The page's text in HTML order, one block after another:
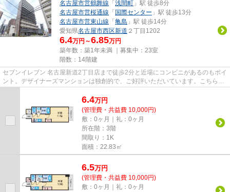
名古屋市営鶴舞線 「 浅間町 」駅 徒歩8分
名古屋市営桜通線 「 国際センター 」駅 徒歩13分
名古屋市営東山線 「 亀島 」駅 徒歩14分
愛知県名古屋市西区新道 ２丁目1202
6.4万円～6.85万円
築年数：築1年未満 ｜募集中： 23室
階数：14階建
セブンイレブン 名古屋新道2丁目店まで徒歩2分と近場にコンビニがあるのもポイ
ント。デザイナーズマンションは独創的で、ご好評いただいています。こちらの
6.4万円
(管理費・共益費 10,000円)
敷：0ヶ月｜礼：0ヶ月
所在階：3階
間取り：1K
面積：22.83㎡
6.5万円
(管理費・共益費 10,000円)
敷：0ヶ月｜礼：0ヶ月